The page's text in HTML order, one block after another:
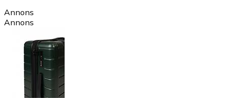
Annons
Annons